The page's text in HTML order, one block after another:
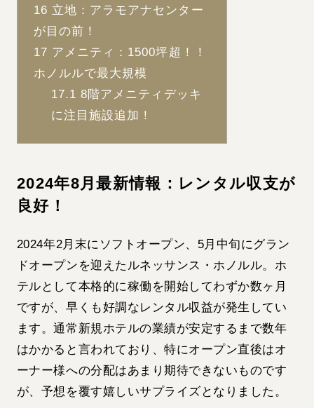
16 立地：アラモアナセンター
が目の前！
17 アメニティ：1500坪超！！
ホノルルで最大規模
17.1 8階アメニティデッキ
に注目施設追加！
2024年8月最新情報：レンタル収支が
良好！
2024年2月末にソフトオープン、5月中旬にグラン
ドオープンを迎えたルネッサンス・ホノルル。ホ
テルとして本格的に稼働を開始してわずか数ヶ月
ですが、早くも好調なレンタル収益が発生してい
ます。通常新規ホテルの業績が安定するまで数年
はかかると言われており、特にオープン直後はオ
ーナー様への分配はあまり期待できないものです
が、予想を覆す嬉しいサプライズとなりました。